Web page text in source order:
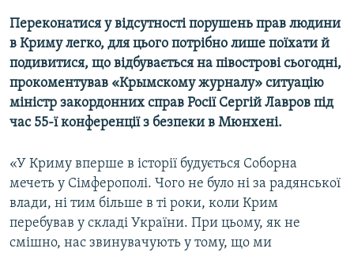
Усі сайти RFE/RL
Переконатися у відсутності порушень прав людини
в Криму легко, для цього потрібно лише поїхати й
подивитися, що відбувається на півострові сьогодні,
прокоментував «Крымскому журналу» ситуацію
міністр закордонних справ Росії Сергій Лавров під
час 55-ї конференції з безпеки в Мюнхені.
«У Криму вперше в історії будується Соборна
мечеть у Сімферополі. Чого не було ні за радянської
влади, ні тим більше в ті роки, коли Крим
перебував у складі України. При цьому, як не
смішно, нас звинувачують у тому, що ми